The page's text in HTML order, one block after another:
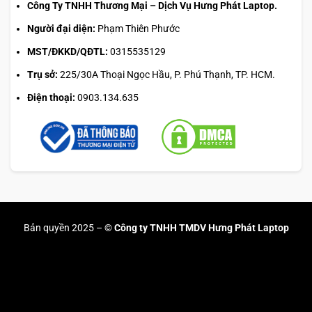
Alienware 16X Aurora (2025) được trang bị hệ thống cổng
kết nối đa dạng gồmThunderbolt 4, USB-C Gen 1/2, HDMI
2.1, Ethernet RJ-45 và jack tai nghe 3.5mm, mang đến sự
ngoại vi hay sử dụng bộ nhớ tốc độ cao. Nhờ cấu hình
cổng toàn diện, chiếc laptop gaming cao cấp này hoàn
toàn đáp ứng các nhu cầu chuyên sâu từ thiết kế đồ họa,
streaming cho đếngaming cấu hình cao, mang lại trải
nghiệm làm việc và giải trí liền mạch.
Công Ty TNHH Thương Mại – Dịch Vụ Hưng Phát Laptop.
Người đại diện: Phạm Thiên Phước
MST/ĐKKD/QĐTL: 0315535129
Trụ sở: 225/30A Thoại Ngọc Hầu, P. Phú Thạnh, TP. HCM.
Điện thoại: 0903.134.635
Bản quyền 2025 – © Công ty TNHH TMDV Hưng Phát Laptop